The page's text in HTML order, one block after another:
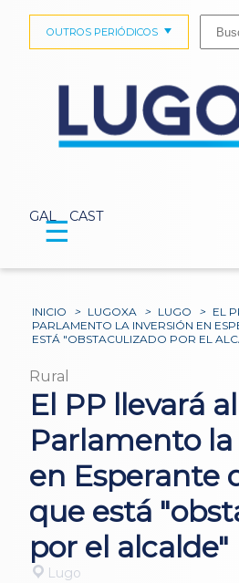
GAL CAST
OUTROS PERIÓDICOS
☰
INICIO > LUGOXA > LUGO > EL
PARLAMENTO LA INVERSIÓN EN
ESTÁ "OBSTACULIZADO POR EL
Rural
El PP llevará al
Parlamento
en Esperante
que está
por el alcalde"
Lugo